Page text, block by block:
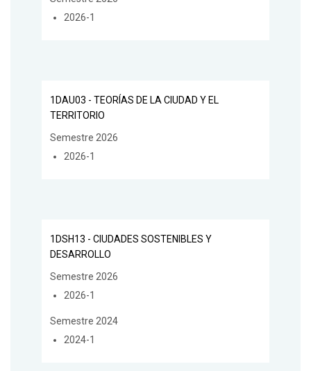
2026-1
1DAU03 - TEORÍAS DE LA CIUDAD Y EL
TERRITORIO
Semestre 2026
2026-1
1DSH13 - CIUDADES SOSTENIBLES Y
DESARROLLO
Semestre 2026
2026-1
Semestre 2024
2024-1